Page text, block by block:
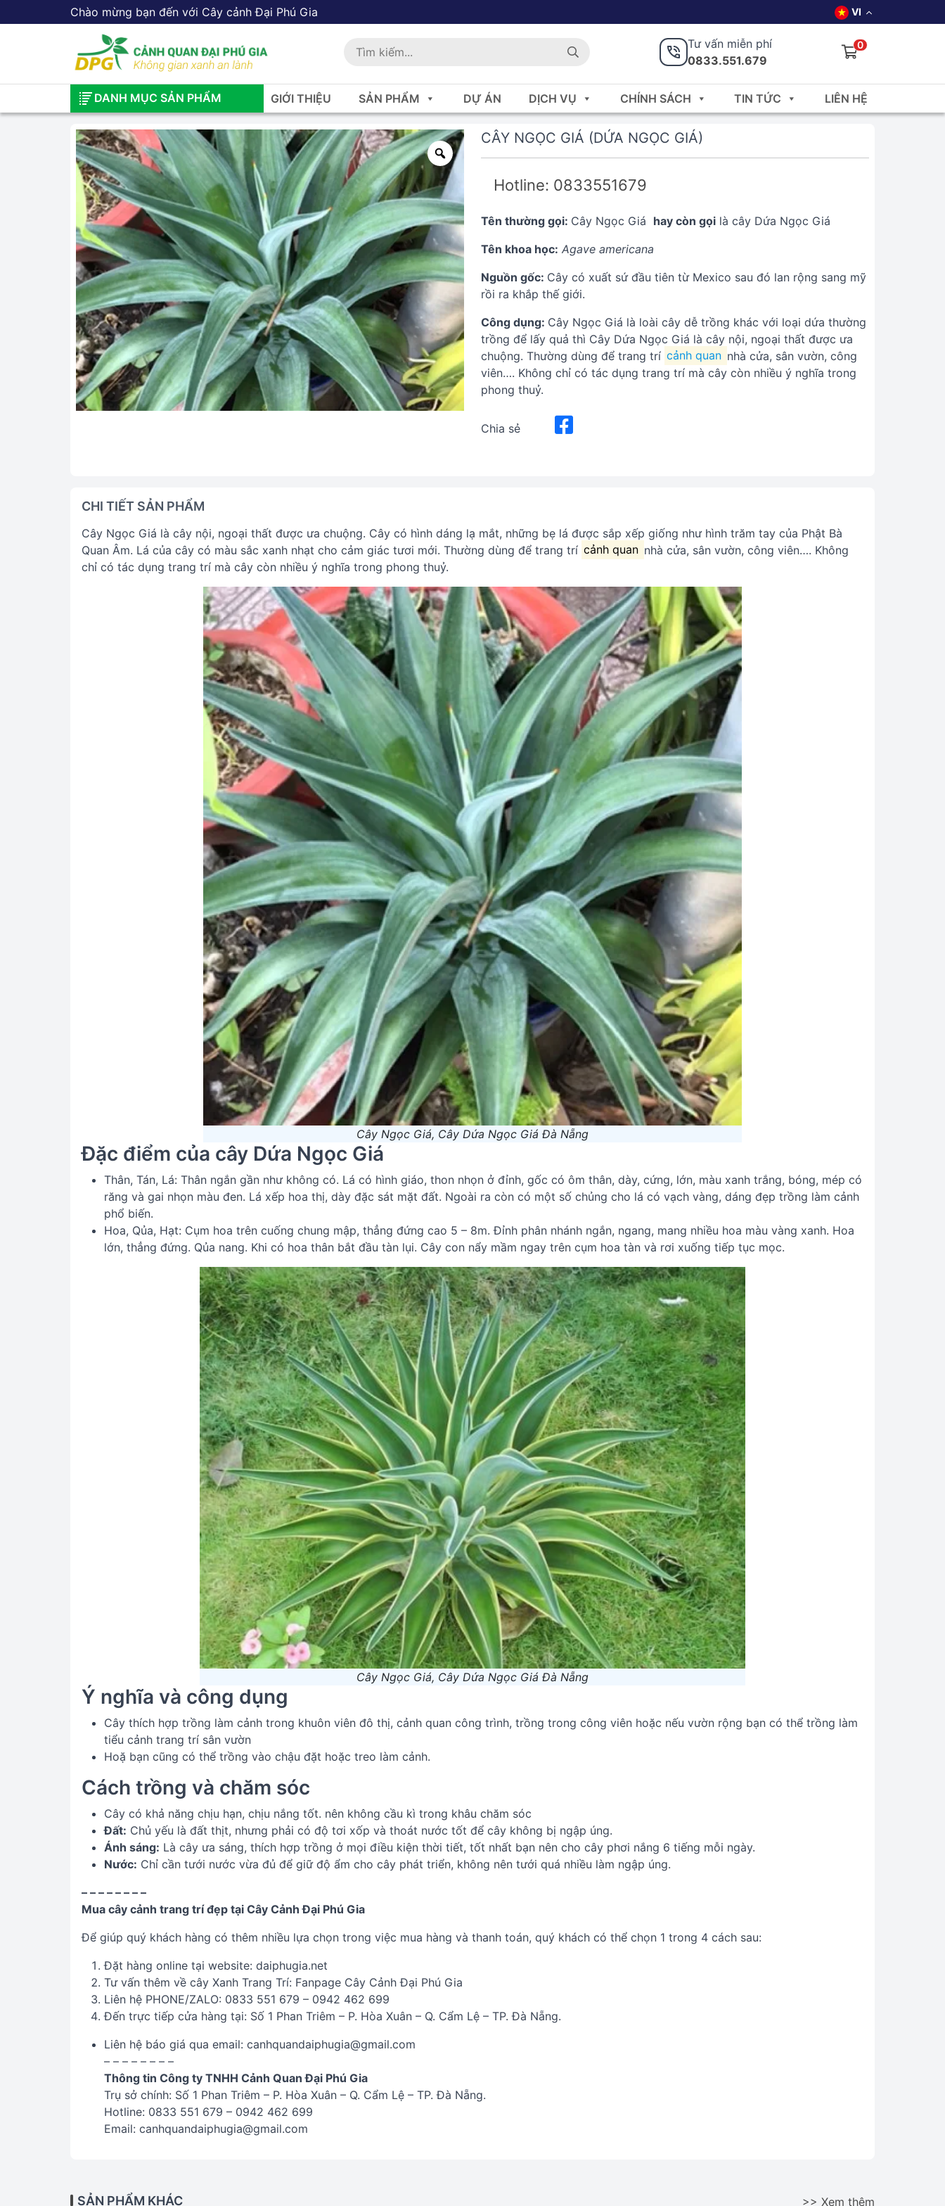
Chào mừng bạn đến với Cây cảnh Đại Phú Gia VI
Tư vấn miễn phí
0833.551.679
0
DANH MỤC SẢN PHẨM GIỚI THIỆU SẢN PHẨM DỰ ÁN DỊCH VỤ CHÍNH SÁCH TIN TỨC LIÊN HỆ
CÂY NGỌC GIÁ (DỨA NGỌC GIÁ)
Hotline: 0833551679
Tên thường gọi: Cây Ngọc Giá hay còn gọi là cây Dứa Ngọc Giá
Tên khoa học: Agave americana
Nguồn gốc: Cây có xuất sứ đầu tiên từ Mexico sau đó lan rộng sang mỹ
rồi ra khắp thế giới.
Công dụng: Cây Ngọc Giá là loài cây dễ trồng khác với loại dứa thường
trồng để lấy quả thì Cây Dứa Ngọc Giá là cây nội, ngoại thất được ưa
chuộng. Thường dùng để trang trí cảnh quan nhà cửa, sân vườn, công
viên…. Không chỉ có tác dụng trang trí mà cây còn nhiều ý nghĩa trong
phong thuỷ.
Chia sẻ
CHI TIẾT SẢN PHẨM
Cây Ngọc Giá là cây nội, ngoại thất được ưa chuộng. Cây có hình dáng lạ mắt, những bẹ lá được sắp xếp giống như hình trăm tay của Phật Bà
Quan Âm. Lá của cây có màu sắc xanh nhạt cho cảm giác tươi mới. Thường dùng để trang trí cảnh quan nhà cửa, sân vườn, công viên…. Không
chỉ có tác dụng trang trí mà cây còn nhiều ý nghĩa trong phong thuỷ.
Cây Ngọc Giá, Cây Dứa Ngọc Giá Đà Nẵng
Đặc điểm của cây Dứa Ngọc Giá
Thân, Tán, Lá: Thân ngắn gần như không có. Lá có hình giáo, thon nhọn ở đỉnh, gốc có ôm thân, dày, cứng, lớn, màu xanh trắng, bóng, mép có
răng và gai nhọn màu đen. Lá xếp hoa thị, dày đặc sát mặt đất. Ngoài ra còn có một số chủng cho lá có vạch vàng, dáng đẹp trồng làm cảnh
phổ biến.
Hoa, Qủa, Hạt: Cụm hoa trên cuống chung mập, thẳng đứng cao 5 – 8m. Đỉnh phân nhánh ngắn, ngang, mang nhiều hoa màu vàng xanh. Hoa
lớn, thẳng đứng. Qủa nang. Khi có hoa thân bắt đầu tàn lụi. Cây con nẩy mầm ngay trên cụm hoa tàn và rơi xuống tiếp tục mọc.
Cây Ngọc Giá, Cây Dứa Ngọc Giá Đà Nẵng
Ý nghĩa và công dụng
Cây thích hợp trồng làm cảnh trong khuôn viên đô thị, cảnh quan công trình, trồng trong công viên hoặc nếu vườn rộng bạn có thể trồng làm
tiểu cảnh trang trí sân vườn
Hoặ bạn cũng có thể trồng vào chậu đặt hoặc treo làm cảnh.
Cách trồng và chăm sóc
Cây có khả năng chịu hạn, chịu nắng tốt. nên không cầu kì trong khâu chăm sóc
Đất: Chủ yếu là đất thịt, nhưng phải có độ tơi xốp và thoát nước tốt để cây không bị ngập úng.
Ánh sáng: Là cây ưa sáng, thích hợp trồng ở mọi điều kiện thời tiết, tốt nhất bạn nên cho cây phơi nắng 6 tiếng mỗi ngày.
Nước: Chỉ cần tưới nước vừa đủ để giữ độ ẩm cho cây phát triển, không nên tưới quá nhiều làm ngập úng.
– – – – – – – –
Mua cây cảnh trang trí đẹp tại Cây Cảnh Đại Phú Gia
Để giúp quý khách hàng có thêm nhiều lựa chọn trong việc mua hàng và thanh toán, quý khách có thể chọn 1 trong 4 cách sau:
Đặt hàng online tại website: daiphugia.net
Tư vấn thêm về cây Xanh Trang Trí: Fanpage Cây Cảnh Đại Phú Gia
Liên hệ PHONE/ZALO: 0833 551 679 – 0942 462 699
Đến trực tiếp cửa hàng tại: Số 1 Phan Triêm – P. Hòa Xuân – Q. Cẩm Lệ – TP. Đà Nẵng.
Liên hệ báo giá qua email: canhquandaiphugia@gmail.com
– – – – – – – –
Thông tin Công ty TNHH Cảnh Quan Đại Phú Gia
Trụ sở chính: Số 1 Phan Triêm – P. Hòa Xuân – Q. Cẩm Lệ – TP. Đà Nẵng.
Hotline: 0833 551 679 – 0942 462 699
Email: canhquandaiphugia@gmail.com
SẢN PHẨM KHÁC >> Xem thêm